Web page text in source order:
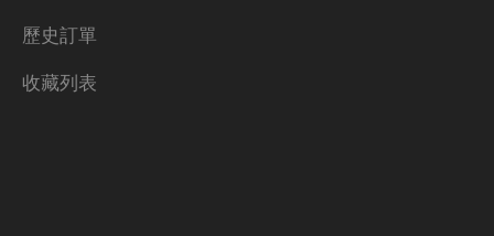
歷史訂單
收藏列表